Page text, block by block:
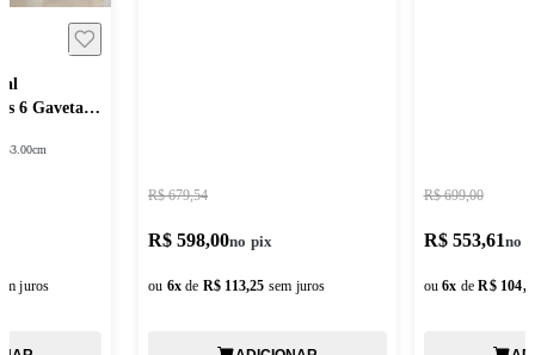
R$ 679,54
R$ 598,00
ou 6x de R$ 113,25 sem juros
R$ 699,00
R$ 553,61
ou6x de R$
6 Gavetas
53.00cm
juros